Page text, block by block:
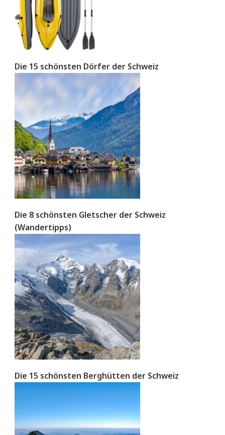
Die 15 schönsten Dörfer der Schweiz
Die 8 schönsten Gletscher der Schweiz
(Wandertipps)
Die 15 schönsten Berghütten der Schweiz